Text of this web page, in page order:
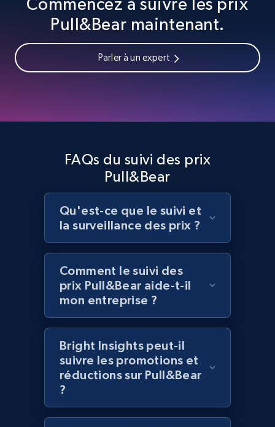
Title, Seller name, Brand, Description, Initial
price, Currency, Availability, Reviews count, and
more.
Collecting products by keyword search
Title, Seller name, Brand, Description, Initial
more.
Commencer
Amazon products global dataset - Collects
products by best sellers category URL
Title, Seller name, Brand, Description, Initial
price, Currency, Availability, Reviews count, and
2.1K+
Pull&Bear maintenant.
Parler à un expert
FAQs du suivi des prix
Pull&Bear
Qu'est-ce que le suivi et
la surveillance des prix ?
Comment le suivi des
prix Pull&Bear aide-t-il
mon entreprise ?
Bright Insights peut-il
suivre les promotions et
réductions sur Pull&Bear
?